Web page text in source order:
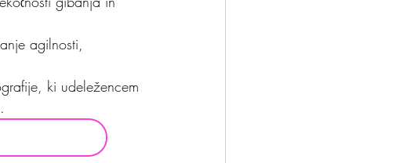
agilnosti,
ki udeležencem